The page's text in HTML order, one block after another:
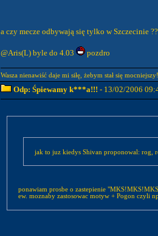
a czy mecze odbywają się tylko w Szczecinie
@Aris(L) byle do 4.03 pozdro
Wasza nienawiść daje mi siłę, żebym stał się
Odp: Śpiewamy k***a!!! - 13/02/2006
jak to juz kiedys Shivan proponowal:
ponawiam prosbe o zastepienie
ew. moznaby zastosowac motyw + Pogon czyli